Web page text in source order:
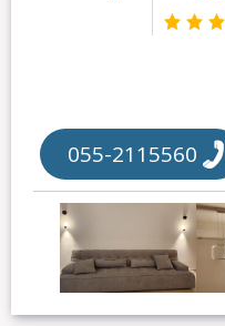
055-2115560